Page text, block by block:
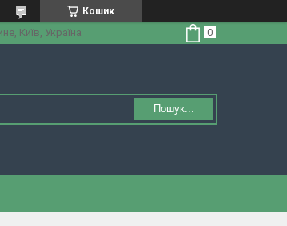
Кошик
Київ, Україна
Пошук...